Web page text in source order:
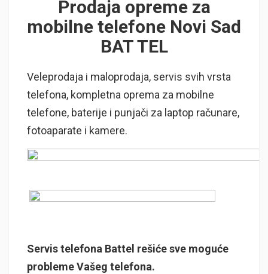
Prodaja opreme za
mobilne telefone Novi Sad
BAT TEL
Veleprodaja i maloprodaja, servis svih vrsta
telefona, kompletna oprema za mobilne
telefone, baterije i punjači za laptop računare,
fotoaparate i kamere.
Servis telefona Battel rešiće sve moguće
probleme Vašeg telefona.